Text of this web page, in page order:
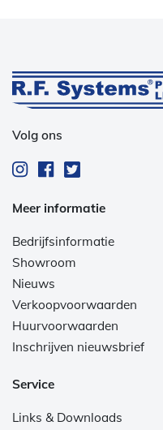
Volg ons
Meer informatie
Bedrijfsinformatie
Showroom
Nieuws
Verkoopvoorwaarden
Huurvoorwaarden
Inschrijven nieuwsbrief
Service
Links & Downloads